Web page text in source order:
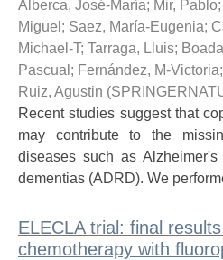
Alberca, José-María; Mir, Pablo;
Miguel ; Saez, María-Eugenia;
Michael-T; Tarraga, Lluis;
Pascual ; Fernández, M-Victoria;
Ruiz, Agustin (
Recent studies suggest that
may contribute to the
diseases such as
dementias (ADRD). We
ELECLA trial: final
chemotherapy with